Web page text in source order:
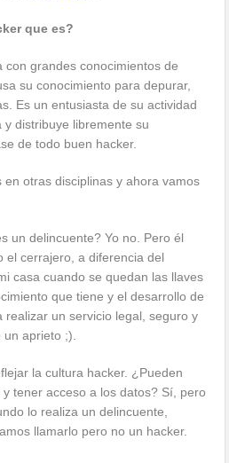
que es?
con grandes conocimientos de
su conocimiento para depurar,
Es un entusiasta de su actividad
distribuye libremente su
de todo buen hacker.
otras disciplinas y ahora vamos
un delincuente? Yo no. Pero él
el cerrajero, a diferencia del
casa cuando se quedan las llaves
que tiene y el desarrollo de
realizar un servicio legal, seguro y
aprieto ;).
la cultura hacker. ¿Pueden
tener acceso a los datos? Sí, pero
lo realiza un delincuente,
llamarlo pero no un hacker.